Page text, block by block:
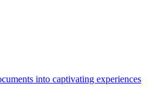
into captivating experiences